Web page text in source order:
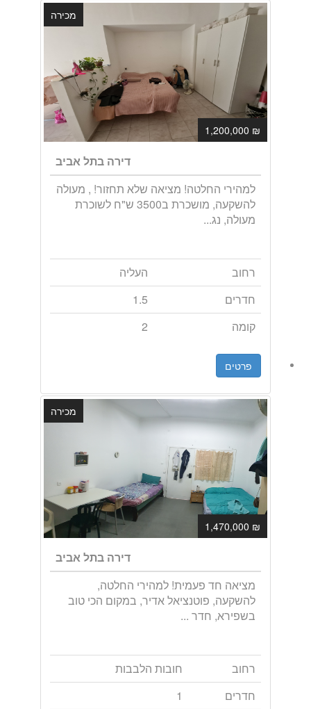
₪ 1,200,000
מכירה
דירה בתל אביב
למהירי החלטה! מציאה שלא תחזור! , מעולה
להשקעה, מושכרת ב3500 ש"ח לשוכרת
מעולה, נג...
רחוב
העליה
חדרים
1.5
קומה
2
פרטים
₪ 1,470,000
מכירה
דירה בתל אביב
מציאה חד פעמית! למהירי החלטה,
להשקעה, פוטנציאל אדיר, במקום הכי טוב
בשפירא, חדר ...
רחוב
חובות הלבבות
חדרים
1